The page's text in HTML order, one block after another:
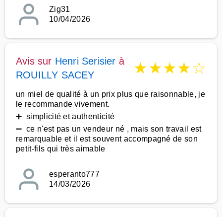
Zig31
10/04/2026
Avis sur Henri Serisier à
ROUILLY SACEY
★★★★☆
un miel de qualité à un prix plus que raisonnable, je
le recommande vivement.
➕ simplicité et authenticité
➖ ce n'est pas un vendeur né , mais son travail est
remarquable et il est souvent accompagné de son
petit-fils qui très aimable
esperanto777
14/03/2026